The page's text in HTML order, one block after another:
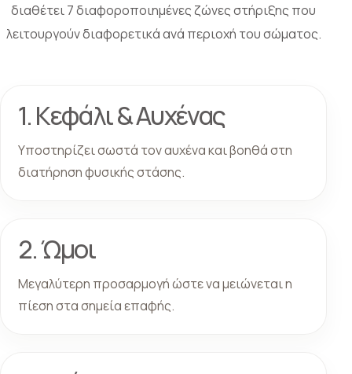
διαθέτει 7 διαφοροποιημένες ζώνες στήριξης που
λειτουργούν διαφορετικά ανά περιοχή του σώματος.
1. Κεφάλι & Αυχένας
Υποστηρίζει σωστά τον αυχένα και βοηθά στη
διατήρηση φυσικής στάσης.
2. Ώμοι
Μεγαλύτερη προσαρμογή ώστε να μειώνεται η
πίεση στα σημεία επαφής.